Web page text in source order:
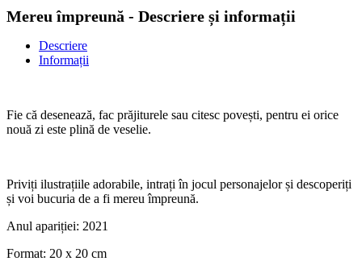
Mereu împreună - Descriere și informații
Descriere
Informații
Fie că desenează, fac prăjiturele sau citesc povești, pentru ei orice
nouă zi este plină de veselie.
Priviți ilustrațiile adorabile, intrați în jocul personajelor și descoperiți
și voi bucuria de a fi mereu împreună.
Anul apariției: 2021
Format: 20 x 20 cm